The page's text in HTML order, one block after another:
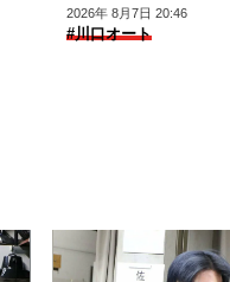
良かった」
2026年 8月7日 20:46
#川口オート